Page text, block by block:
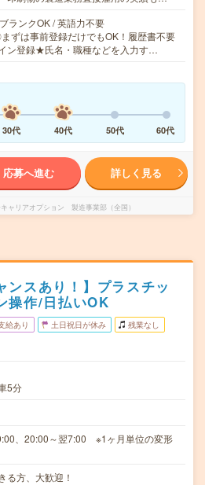
ランクOK / 英語力不要
ずは事前登録だけでもOK！履歴書不要
ン登録★氏名・職種などを入力す…
30代 40代 50代 60代
応募へ進む 詳しく見る
ャリアオプション 製造事業部（全国）
ンスあり！】プラスチッ
操作/日払いOK
給あり 土日祝日が休み 残業なし
5分
、20:00～翌7:00 ※1ヶ月単位の変形
る方、大歓迎！